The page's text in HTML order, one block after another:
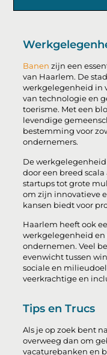
Banen zijn een
van Haarlem. De
werkgelegenheid in
van technologie en
toerisme. Met een
levendige
bestemming voor
ondernemers.
De
door een breed
startups tot grote
om zijn innovatieve
kansen biedt voor
Haarlem heeft ook
werkgelegenheid
ondernemen. Veel
evenwicht tussen
sociale en
veerkrachtige en
Tips en Trucs
Als je op zoek bent
overweeg dan om
vacaturebanken en